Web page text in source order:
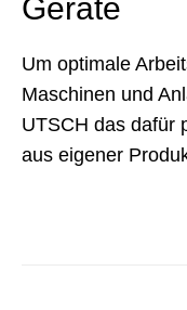
Geräte
Um optimale
Maschinen und
UTSCH das dafür
aus eigener